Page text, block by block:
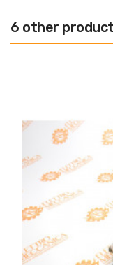
6 other